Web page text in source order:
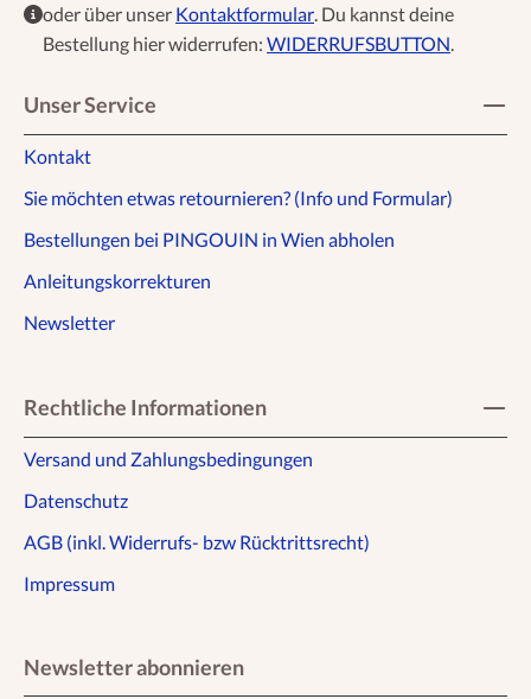
oder über unser Kontaktformular . Du kannst deine
Bestellung hier widerrufen: WIDERRUFSBUTTON
Unser Service
Kontakt
Sie möchten etwas retournieren? (Info und Formular)
Bestellungen bei PINGOUIN in Wien abholen
Anleitungskorrekturen
Newsletter
Rechtliche Informationen
Versand und Zahlungsbedingungen
Datenschutz
AGB (inkl. Widerrufs- bzw Rücktrittsrecht)
Impressum
Newsletter abonnieren